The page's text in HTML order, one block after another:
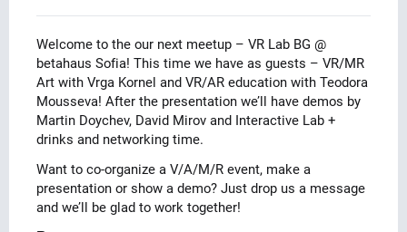
Welcome to the оur next meetup – VR Lab BG @
betahaus Sofia! This time we have as guests – VR/MR
Art with Vrga Kornel and VR/AR education with Teodora
Mousseva! After the presentation we’ll have demos by
Martin Doychev, David Mirov and Interactive Lab +
drinks and networking time.
Want to co-organize a V/A/M/R event, make a
presentation or show a demo? Just drop us a message
and we’ll be glad to work together!